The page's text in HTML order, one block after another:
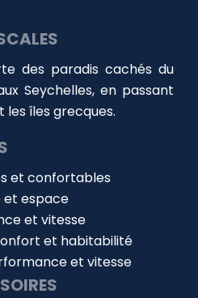
des paradis cachés du
Seychelles, en passant
îles grecques.
et confortables
et espace
et vitesse
et habitabilité
et vitesse